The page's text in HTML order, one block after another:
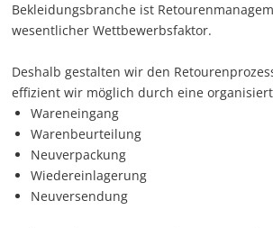
Bekleidungsbranche ist
wesentlicher Wettbewerbsfaktor.
Deshalb gestalten wir den
effizient wir möglich durch eine
Wareneingang
Warenbeurteilung
Neuverpackung
Wiedereinlagerung
Neuversendung